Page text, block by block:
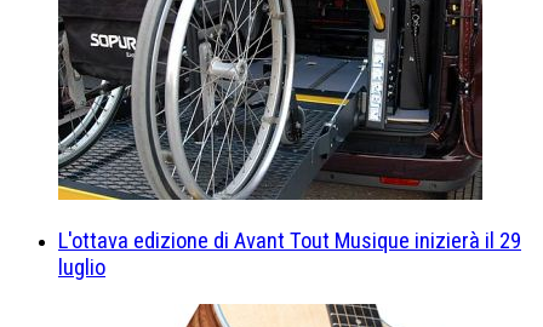
L'ottava edizione di Avant Tout Musique inizierà il 29
luglio